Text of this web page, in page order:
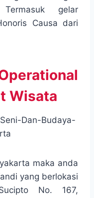
gelar
Causa dari
Wisata
maka anda
yang berlokasi
No. 167,